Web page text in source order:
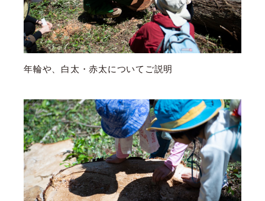
年輪や、白太・赤太についてご説明